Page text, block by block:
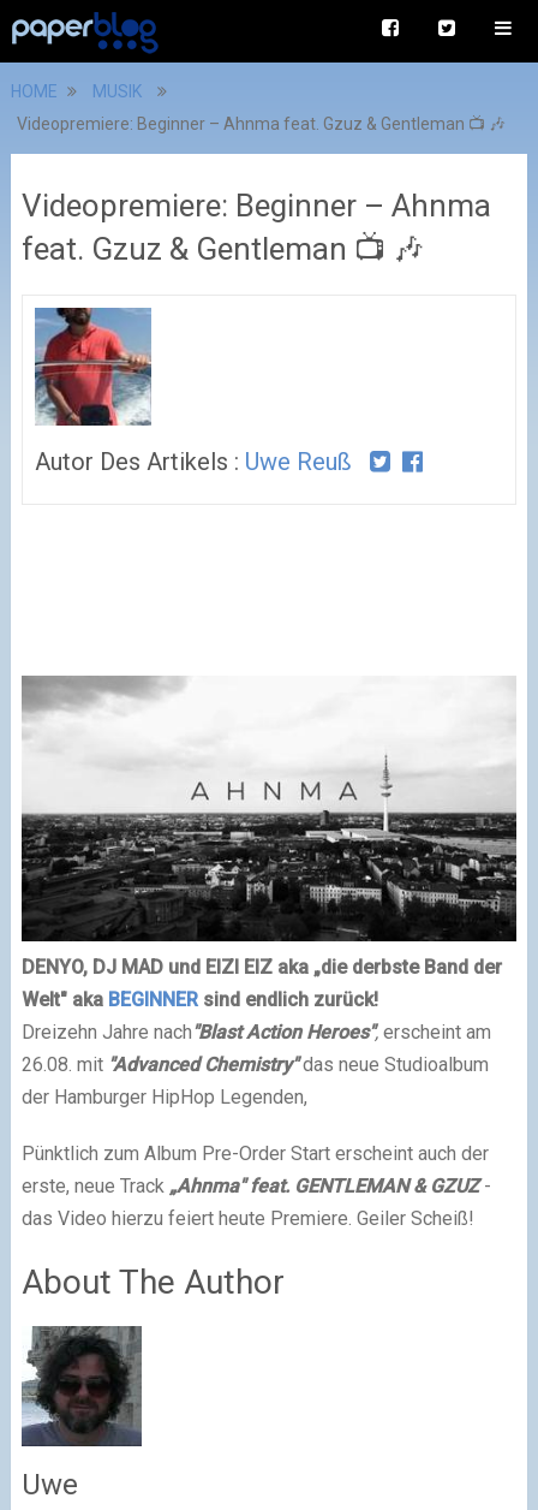
HOME
MUSIK
Videopremiere: Beginner – Ahnma feat. Gzuz & Gentleman 📺 🎶
Videopremiere: Beginner – Ahnma
feat. Gzuz & Gentleman 📺 🎶
Autor Des Artikels : Uwe Reuß
DENYO, DJ MAD und EIZI EIZ aka „die derbste Band der
Welt" aka BEGINNERsind endlich zurück!
Dreizehn Jahre nach"Blast Action Heroes",erscheint am
26.08. mit "Advanced Chemistry" das neue Studioalbum
der Hamburger HipHop Legenden,
Pünktlich zum Album Pre-Order Start erscheint auch der
erste, neue Track„Ahnma" feat. GENTLEMAN & GZUZ -
das Video hierzu feiert heute Premiere. Geiler Scheiß!
About The Author
Uwe